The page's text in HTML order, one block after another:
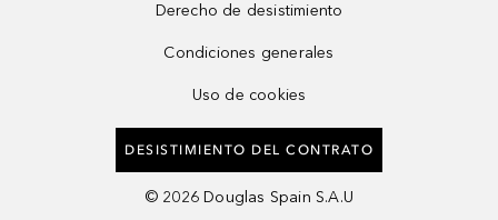
Derecho de desistimiento
Condiciones generales
Uso de cookies
DESISTIMIENTO DEL CONTRATO
© 2026 Douglas Spain S.A.U